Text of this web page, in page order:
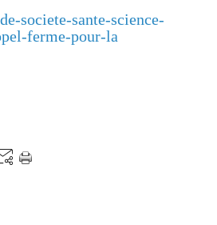
societe-sante-science-
ferme-pour-la